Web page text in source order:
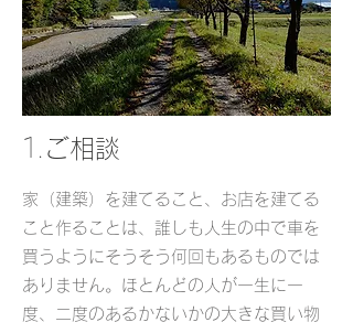
1. ご相談
家（建築）を建てること、お店を建てる
こと作ることは、誰しも人生の中で車を
買うようにそうそう何回もあるものでは
ありません。ほとんどの人が一生に一
度、二度のあるかないかの大きな買い物